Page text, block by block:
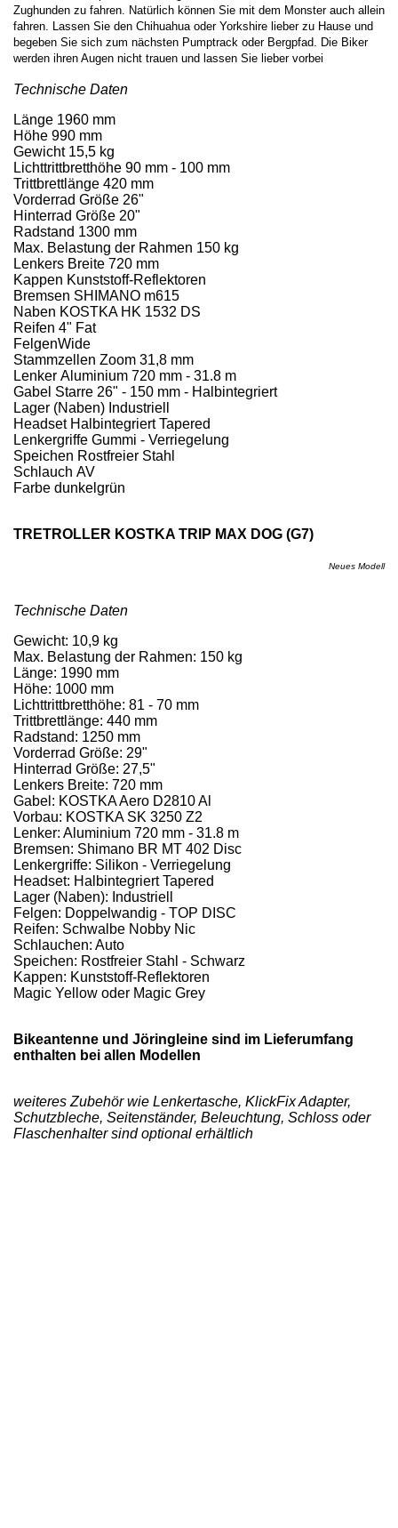
Zughunden zu fahren. Natürlich können Sie mit dem Monster auch allein
fahren. Lassen Sie den Chihuahua oder Yorkshire lieber zu Hause und
begeben Sie sich zum nächsten Pumptrack oder Bergpfad. Die Biker
werden ihren Augen nicht trauen und lassen Sie lieber vorbei
Technische Daten
Länge 1960 mm
Höhe 990 mm
Gewicht 15,5 kg
Lichttrittbretthöhe 90 mm - 100 mm
Trittbrettlänge 420 mm
Vorderrad Größe 26"
Hinterrad Größe 20"
Radstand 1300 mm
Max. Belastung der Rahmen 150 kg
Lenkers Breite 720 mm
Kappen Kunststoff-Reflektoren
Bremsen SHIMANO m615
Naben KOSTKA HK 1532 DS
Reifen 4" Fat
FelgenWide
Stammzellen Zoom 31,8 mm
Lenker Aluminium 720 mm - 31.8 m
Gabel Starre 26" - 150 mm - Halbintegriert
Lager (Naben) Industriell
Headset Halbintegriert Tapered
Lenkergriffe Gummi - Verriegelung
Speichen Rostfreier Stahl
Schlauch AV
Farbe dunkelgrün
TRETROLLER KOSTKA TRIP MAX DOG (G7)
Neues Modell
Technische Daten
Gewicht: 10,9 kg
Max. Belastung der Rahmen: 150 kg
Länge: 1990 mm
Höhe: 1000 mm
Lichttrittbretthöhe: 81 - 70 mm
Trittbrettlänge: 440 mm
Radstand: 1250 mm
Vorderrad Größe: 29"
Hinterrad Größe: 27,5"
Lenkers Breite: 720 mm
Gabel: KOSTKA Aero D2810 Al
Vorbau: KOSTKA SK 3250 Z2
Lenker: Aluminium 720 mm - 31.8 m
Bremsen: Shimano BR MT 402 Disc
Lenkergriffe: Silikon - Verriegelung
Headset: Halbintegriert Tapered
Lager (Naben): Industriell
Felgen: Doppelwandig - TOP DISC
Reifen: Schwalbe Nobby Nic
Schlauchen: Auto
Speichen: Rostfreier Stahl - Schwarz
Kappen: Kunststoff-Reflektoren
Magic Yellow oder Magic Grey
Bikeantenne und Jöringleine sind im Lieferumfang
enthalten bei allen Modellen
weiteres Zubehör wie Lenkertasche, KlickFix Adapter,
Schutzbleche, Seitenständer, Beleuchtung, Schloss oder
Flaschenhalter sind optional erhältlich